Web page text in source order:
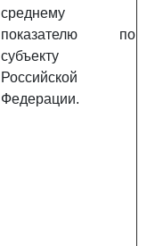
среднему
показателю по
субъекту
Российской
Федерации.